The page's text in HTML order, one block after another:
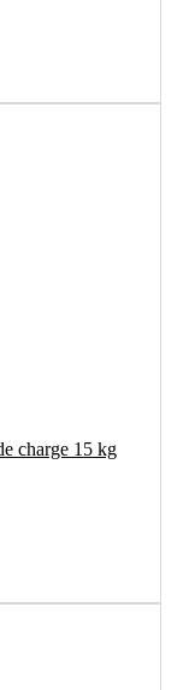
charge 15 kg